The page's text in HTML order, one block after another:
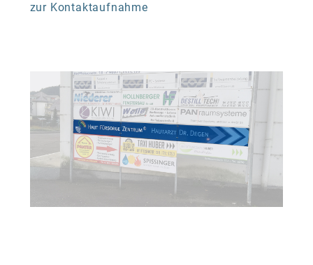
zur Kontaktaufnahme